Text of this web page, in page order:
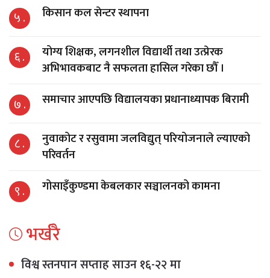
५ . किसान कल सेन्टर स्थापना
६ .
योग्य शिक्षक, लगनशील विद्यार्थी तथा उत्प्रेरक
अभिभावकबाट नै सफलता हासिल गरेका छौँ ।
७ . समाचार आएपछि विद्यालयका प्रधानाध्यापक बिरामी
८ .
नुवाकोट र रसुवामा जलविद्युत् परियोजनाले ल्याएको
परिवर्तन
९ . गोसाइँकुण्डमा केबलकार सञ्चालनको कामना
भर्खरै
विश्व स्तनपान सप्ताह साउन १६-२२ मा